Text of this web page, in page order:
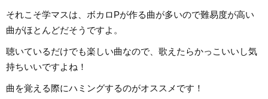
それこそ学マスは、ボカロPが作る曲が多いので難易度が高い
曲がほとんどだそうですよ。
聴いているだけでも楽しい曲なので、歌えたらかっこいいし気
持ちいいですよね！
曲を覚える際にハミングするのがオススメです！